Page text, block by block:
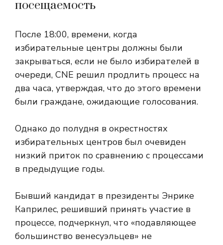
посещаемость
После 18:00, времени, когда
избирательные центры должны были
закрываться, если не было избирателей в
очереди, CNE решил продлить процесс на
два часа, утверждая, что до этого времени
были граждане, ожидающие голосования.
Однако до полудня в окрестностях
избирательных центров был очевиден
низкий приток по сравнению с процессами
в предыдущие годы.
Бывший кандидат в президенты Энрике
Каприлес, решивший принять участие в
процессе, подчеркнул, что «подавляющее
большинство венесуэльцев» не